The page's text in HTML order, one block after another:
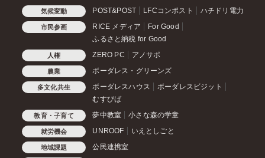
気候変動 POST&POST LFCコンポスト ハチドリ電力
市民参画 RICE メディア
For Good
ふるさと納税 for Good
人権 ZERO PC アノサポ
農業 ボーダレス・グリーンズ
多文化共生 ボーダレスハウス
ボーダレスビジット
むすびば
教育・子育て 夢中教室 小さな森の学童
就労機会 UNROOF いえとしごと
地域課題 公民連携室